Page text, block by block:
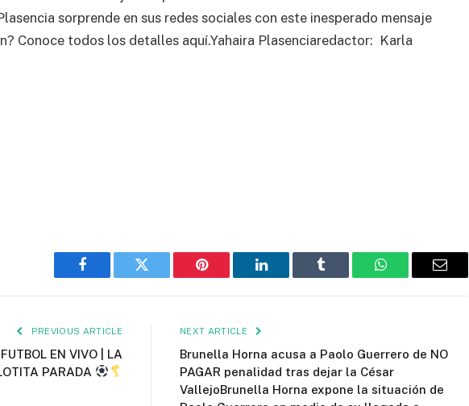
sorprende en sus redes sociales con este inesperado mensaje
Conoce todos los detalles aquí.Yahaira Plasenciaredactor: Karla
Facebook Twitter Pinterest LinkedIn Tumblr WhatsAppEmail
PREVIOUS ARTICLE
EN VIVO | LA
PARADA
NEXT ARTICLE
Brunella Horna acusa a Paolo Guerrero de NO
PAGAR penalidad tras dejar la César
VallejoBrunella Horna expone la situación de